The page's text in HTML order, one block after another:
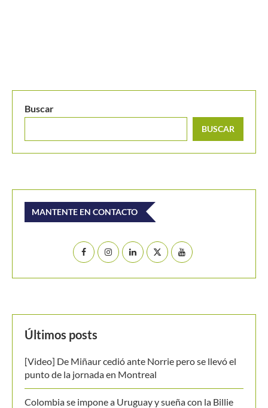
Buscar
BUSCAR
MANTENTE EN CONTACTO
Últimos posts
[Video] De Miñaur cedió ante Norrie pero se llevó el
punto de la jornada en Montreal
Colombia se impone a Uruguay y sueña con la Billie